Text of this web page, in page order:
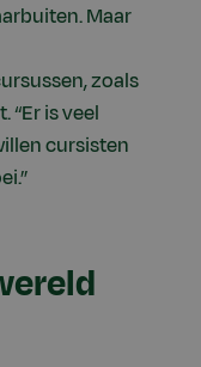
Maar
zoals
“Er is veel
cursisten